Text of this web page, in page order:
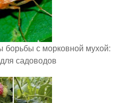
с морковной мухой:
садоводов